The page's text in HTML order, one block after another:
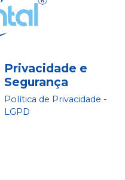
Privacidade e
Segurança
Política de Privacidade -
LGPD